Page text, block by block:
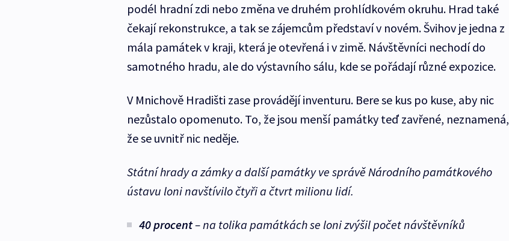
podél hradní zdi nebo změna ve druhém prohlídkovém okruhu. Hrad také
čekají rekonstrukce, a tak se zájemcům představí v novém. Švihov je jedna z
mála památek v kraji, která je otevřená i v zimě. Návštěvníci nechodí do
samotného hradu, ale do výstavního sálu, kde se pořádají různé expozice.
V Mnichově Hradišti zase provádějí inventuru. Bere se kus po kuse, aby nic
nezůstalo opomenuto. To, že jsou menší památky teď zavřené, neznamená,
že se uvnitř nic neděje.
Státní hrady a zámky a další památky ve správě Národního památkového
ústavu loni navštívilo čtyři a čtvrt milionu lidí.
40 procent– na tolika památkách se loni zvýšil počet návštěvníků